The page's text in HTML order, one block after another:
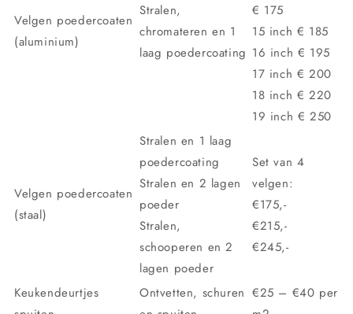
Velgen poedercoaten
(aluminium)
Stralen,
chromateren en 1
laag poedercoating
€ 175
15 inch € 185
16 inch € 195
17 inch € 200
18 inch € 220
19 inch € 250
Velgen poedercoaten
(staal)
Stralen en 1 laag
poedercoating
Stralen en 2 lagen
poeder
Stralen,
schooperen en 2
lagen poeder
Set van 4
velgen:
€175,-
€215,-
€245,-
Keukendeurtjes
Ontvetten, schuren €25 – €40 per